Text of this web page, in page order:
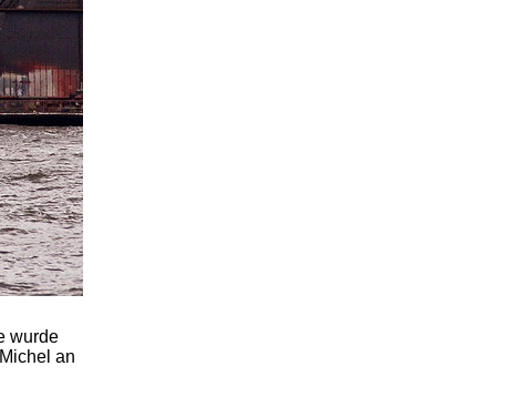
wurde
an